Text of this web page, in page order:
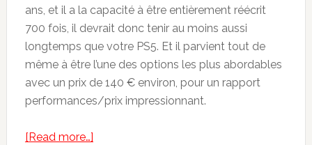
ans, et il a la capacité à être entièrement réécrit
700 fois, il devrait donc tenir au moins aussi
longtemps que votre PS5. Et il parvient tout de
même à être l’une des options les plus abordables
avec un prix de 140 € environ, pour un rapport
performances/prix impressionnant.
[Read more…]about